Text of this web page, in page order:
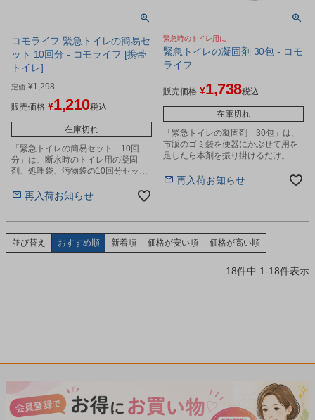
コモライフ 緊急トイレの簡易セ
ット 10回分 - コモライフ [携帯
トイレ]
定価 ¥1,298
販売価格 ¥1,210税込
在庫切れ
「緊急トイレの簡易セット 10回
分」は、断水時のトイレ用の凝固
剤、処理袋、汚物袋の10回分セット
再入荷お知らせ
緊急時のトイレ用に
緊急トイレの凝固剤 30包 - コモ
ライフ
販売価格 ¥1,738税込
在庫切れ
「緊急トイレの凝固剤 30包」は、
市販のゴミ袋を便器にかぶせて用を
足したら本剤を振り掛けるだけ。
再入荷お知らせ
並び替え おすすめ順 新着順 価格が安い順 価格が高い順
18件中 1-18件表示